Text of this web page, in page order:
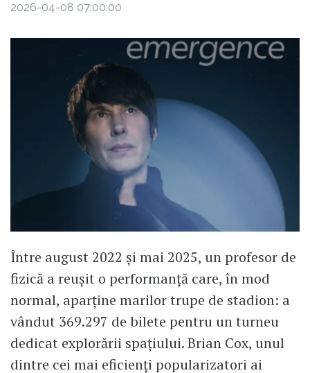
2026-04-08 07:00:00
Între august 2022 și mai 2025, un profesor de
fizică a reușit o performanță care, în mod
normal, aparține marilor trupe de stadion: a
vândut 369.297 de bilete pentru un turneu
dedicat explorării spațiului. Brian Cox, unul
dintre cei mai eficienți popularizatori ai